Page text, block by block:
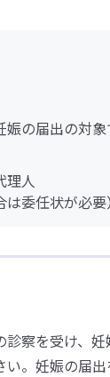
の届出の対象
理人
は委任状が必要）
診察を受け、
い。妊娠の届